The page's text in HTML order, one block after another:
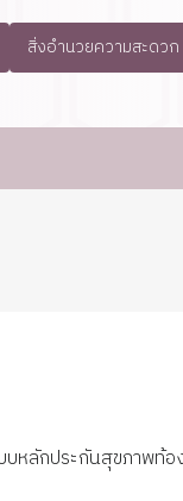
สิ่งอำนวยความสะดวก
บหลักประกันสุขภาพท้